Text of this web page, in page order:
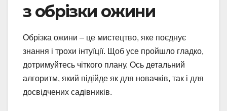
з обрізки ожини
Обрізка ожини – це мистецтво, яке поєднує
знання і трохи інтуїції. Щоб усе пройшло гладко,
дотримуйтесь чіткого плану. Ось детальний
алгоритм, який підійде як для новачків, так і для
досвідчених садівників.